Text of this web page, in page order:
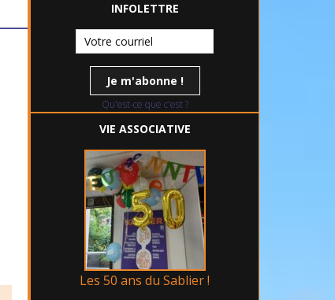
INFOLETTRE
Qu'est-ce que c'est ?
VIE ASSOCIATIVE
Les 50 ans du Sablier !